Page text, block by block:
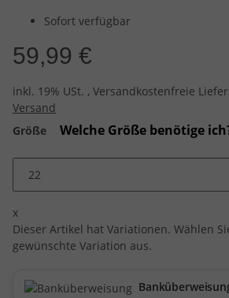
Sofort verfügbar
59,99 €
inkl. 19% USt. , Versandkostenfreie
Versand
Größe
Welche Größe benötige
x
Dieser Artikel hat Variationen. Wählen
gewünschte Variation aus.